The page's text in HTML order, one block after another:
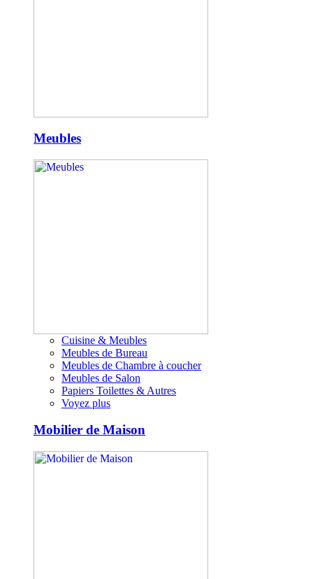
Meubles
Cuisine & Meubles
Meubles de Bureau
Meubles de Chambre à coucher
Meubles de Salon
Papiers Toilettes & Autres
Voyez plus
Mobilier de Maison